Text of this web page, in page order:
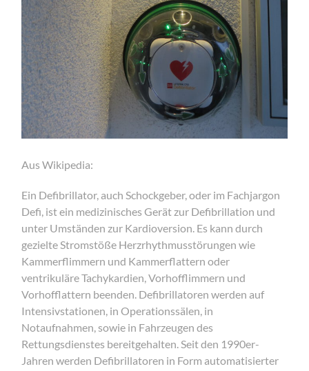
Aus Wikipedia:
Ein Defibrillator, auch Schockgeber, oder im Fachjargon
Defi, ist ein medizinisches Gerät zur Defibrillation und
unter Umständen zur Kardioversion. Es kann durch
gezielte Stromstöße Herzrhythmusstörungen wie
Kammerflimmern und Kammerflattern oder
ventrikuläre Tachykardien, Vorhofflimmern und
Vorhofflattern beenden. Defibrillatoren werden auf
Intensivstationen, in Operationssälen, in
Notaufnahmen, sowie in Fahrzeugen des
Rettungsdienstes bereitgehalten. Seit den 1990er-
Jahren werden Defibrillatoren in Form automatisierter